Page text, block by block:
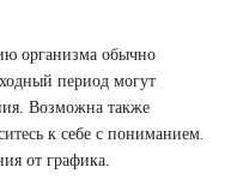
организма обычно
период могут
Возможна также
к себе с пониманием.
от графика.